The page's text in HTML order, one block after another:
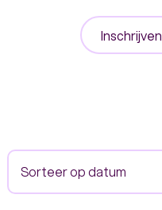
Inschrijven
Sorteer op datum